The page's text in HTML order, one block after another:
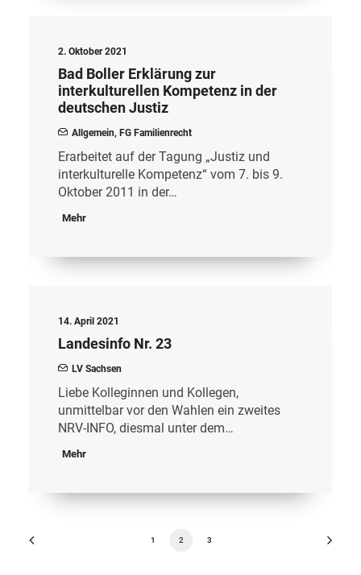
2. Oktober 2021
Bad Boller Erklärung zur
interkulturellen Kompetenz in der
deutschen Justiz
Allgemein, FG Familienrecht
Erarbeitet auf der Tagung „Justiz und
interkulturelle Kompetenz“ vom 7. bis 9.
Oktober 2011 in der…
Mehr
14. April 2021
Landesinfo Nr. 23
LV Sachsen
Liebe Kolleginnen und Kollegen,
unmittelbar vor den Wahlen ein zweites
NRV-INFO, diesmal unter dem…
Mehr
1 2 3